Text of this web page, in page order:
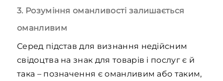
3. Розуміння оманливості залишається
оманливим
Серед підстав для визнання недійсним
свідоцтва на знак для товарів і послуг є й
така – позначення є оманливим або таким,